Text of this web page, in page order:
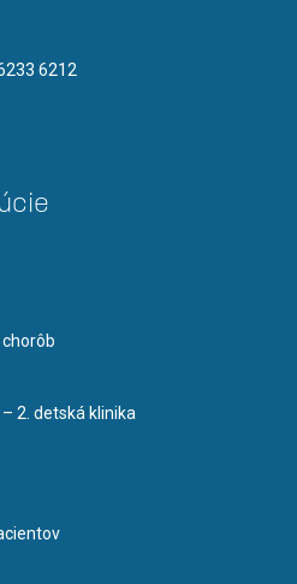
6212
2. detská klinika